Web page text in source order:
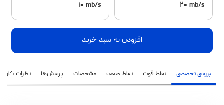
۲۰mb/s
۱۰ mb/s
افزودن به سبد خرید
بررسی تخصصی نقاط قوت نقاط ضعف مشخصات پرسش‌ها نظرات